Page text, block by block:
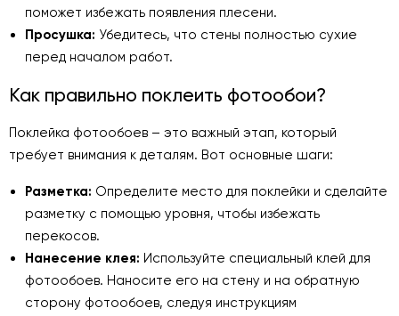
поможет избежать появления плесени.
Просушка: Убедитесь, что стены полностью сухие
перед началом работ.
Как правильно поклеить фотообои?
Поклейка фотообоев – это важный этап, который
требует внимания к деталям. Вот основные шаги:
Разметка: Определите место для поклейки и сделайте
разметку с помощью уровня, чтобы избежать
перекосов.
Нанесение клея: Используйте специальный клей для
фотообоев. Наносите его на стену и на обратную
сторону фотообоев, следуя инструкциям